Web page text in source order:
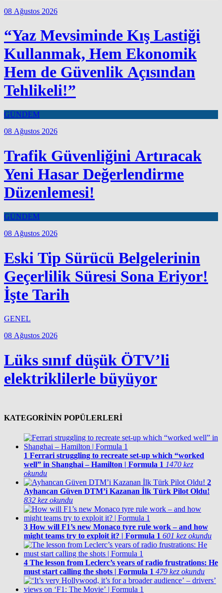
08 Ağustos 2026
“Yaz Mevsiminde Kış Lastiği
Kullanmak, Hem Ekonomik
Hem de Güvenlik Açısından
Tehlikeli!”
GÜNDEM
08 Ağustos 2026
Trafik Güvenliğini Artıracak
Yeni Hasar Değerlendirme
Düzenlemesi!
GÜNDEM
08 Ağustos 2026
Eski Tip Sürücü Belgelerinin
Geçerlilik Süresi Sona Eriyor!
İşte Tarih
GENEL
08 Ağustos 2026
Lüks sınıf düşük ÖTV’li
elektriklilerle büyüyor
KATEGORİNİN POPÜLERLERİ
1 Ferrari struggling to recreate set-up which “worked
well” in Shanghai – Hamilton | Formula 1 1470 kez
okundu
2
Ayhancan Güven DTM’i Kazanan İlk Türk Pilot Oldu!
832 kez okundu
3 How will F1’s new Monaco tyre rule work – and how
might teams try to exploit it? | Formula 1 601 kez okundu
4 The lesson from Leclerc’s years of radio frustrations: He
must start calling the shots | Formula 1 479 kez okundu